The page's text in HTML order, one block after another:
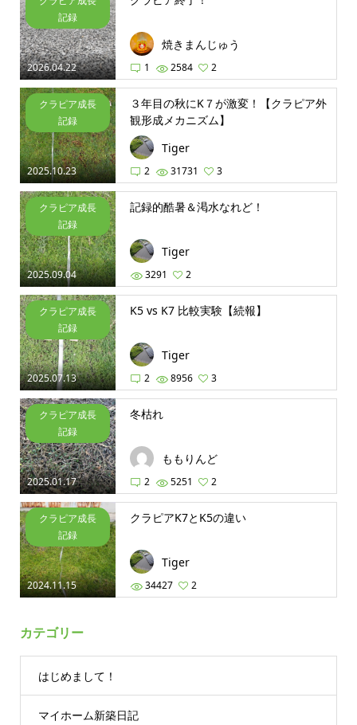
2026.04.22
記録
焼きまんじゅう
1 2584 2
2025.10.23
クラピア成長
記録
３年目の秋にK７が激変！【クラピア外
観形成メカニズム】
Tiger
2 31731 3
2025.09.04
クラピア成長
記録
記録的酷暑＆渇水なれど！
Tiger
3291 2
2025.07.13
クラピア成長
記録
K5 vs K7 比較実験【続報】
Tiger
2 8956 3
2025.01.17
クラピア成長
記録
冬枯れ
ももりんど
2 5251 2
2024.11.15
クラピア成長
記録
クラピアK7とK5の違い
Tiger
34427 2
カテゴリー
はじめまして！
マイホーム新築日記